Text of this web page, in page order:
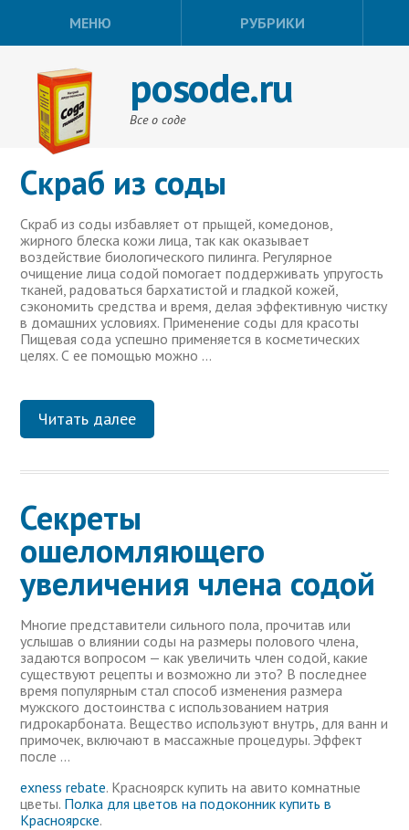
МЕНЮ РУБРИКИ
posode.ru
Все о соде
Скраб из соды
Скраб из соды избавляет от прыщей, комедонов,
жирного блеска кожи лица, так как оказывает
воздействие биологического пилинга. Регулярное
очищение лица содой помогает поддерживать упругость
тканей, радоваться бархатистой и гладкой кожей,
сэкономить средства и время, делая эффективную чистку
в домашних условиях. Применение соды для красоты
Пищевая сода успешно применяется в косметических
целях. С ее помощью можно …
Читать далее
Секреты
ошеломляющего
увеличения члена содой
Многие представители сильного пола, прочитав или
услышав о влиянии соды на размеры полового члена,
задаются вопросом — как увеличить член содой, какие
существуют рецепты и возможно ли это? В последнее
время популярным стал способ изменения размера
мужского достоинства с использованием натрия
гидрокарбоната. Вещество используют внутрь, для ванн и
примочек, включают в массажные процедуры. Эффект
после …
exness rebate. Красноярск купить на авито комнатные
цветы. Полка для цветов на подоконник купить в
Красноярске.